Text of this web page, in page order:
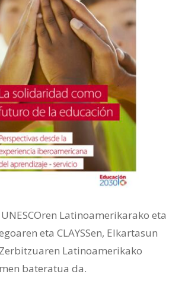
Latinoamerikarako eta
eta CLAYSSen, Elkartasun
Latinoamerikako
bateratua da.